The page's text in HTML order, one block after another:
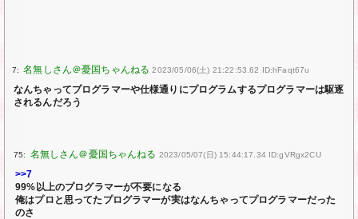
7: 2023/05/06(土) 21:22:53.62 ID:hFaqt67u
なんちゃってプログラマーや仕様通りにプログラムするプログラマーは駆逐
されるんだろう
75: 2023/05/07(日) 15:44:17.34 ID:gVRgx2CU
>>7
99%以上のプログラマーが不要になる
俺はプロと思ってたプログラマーが実はなんちゃってプログラマーだった
のさ